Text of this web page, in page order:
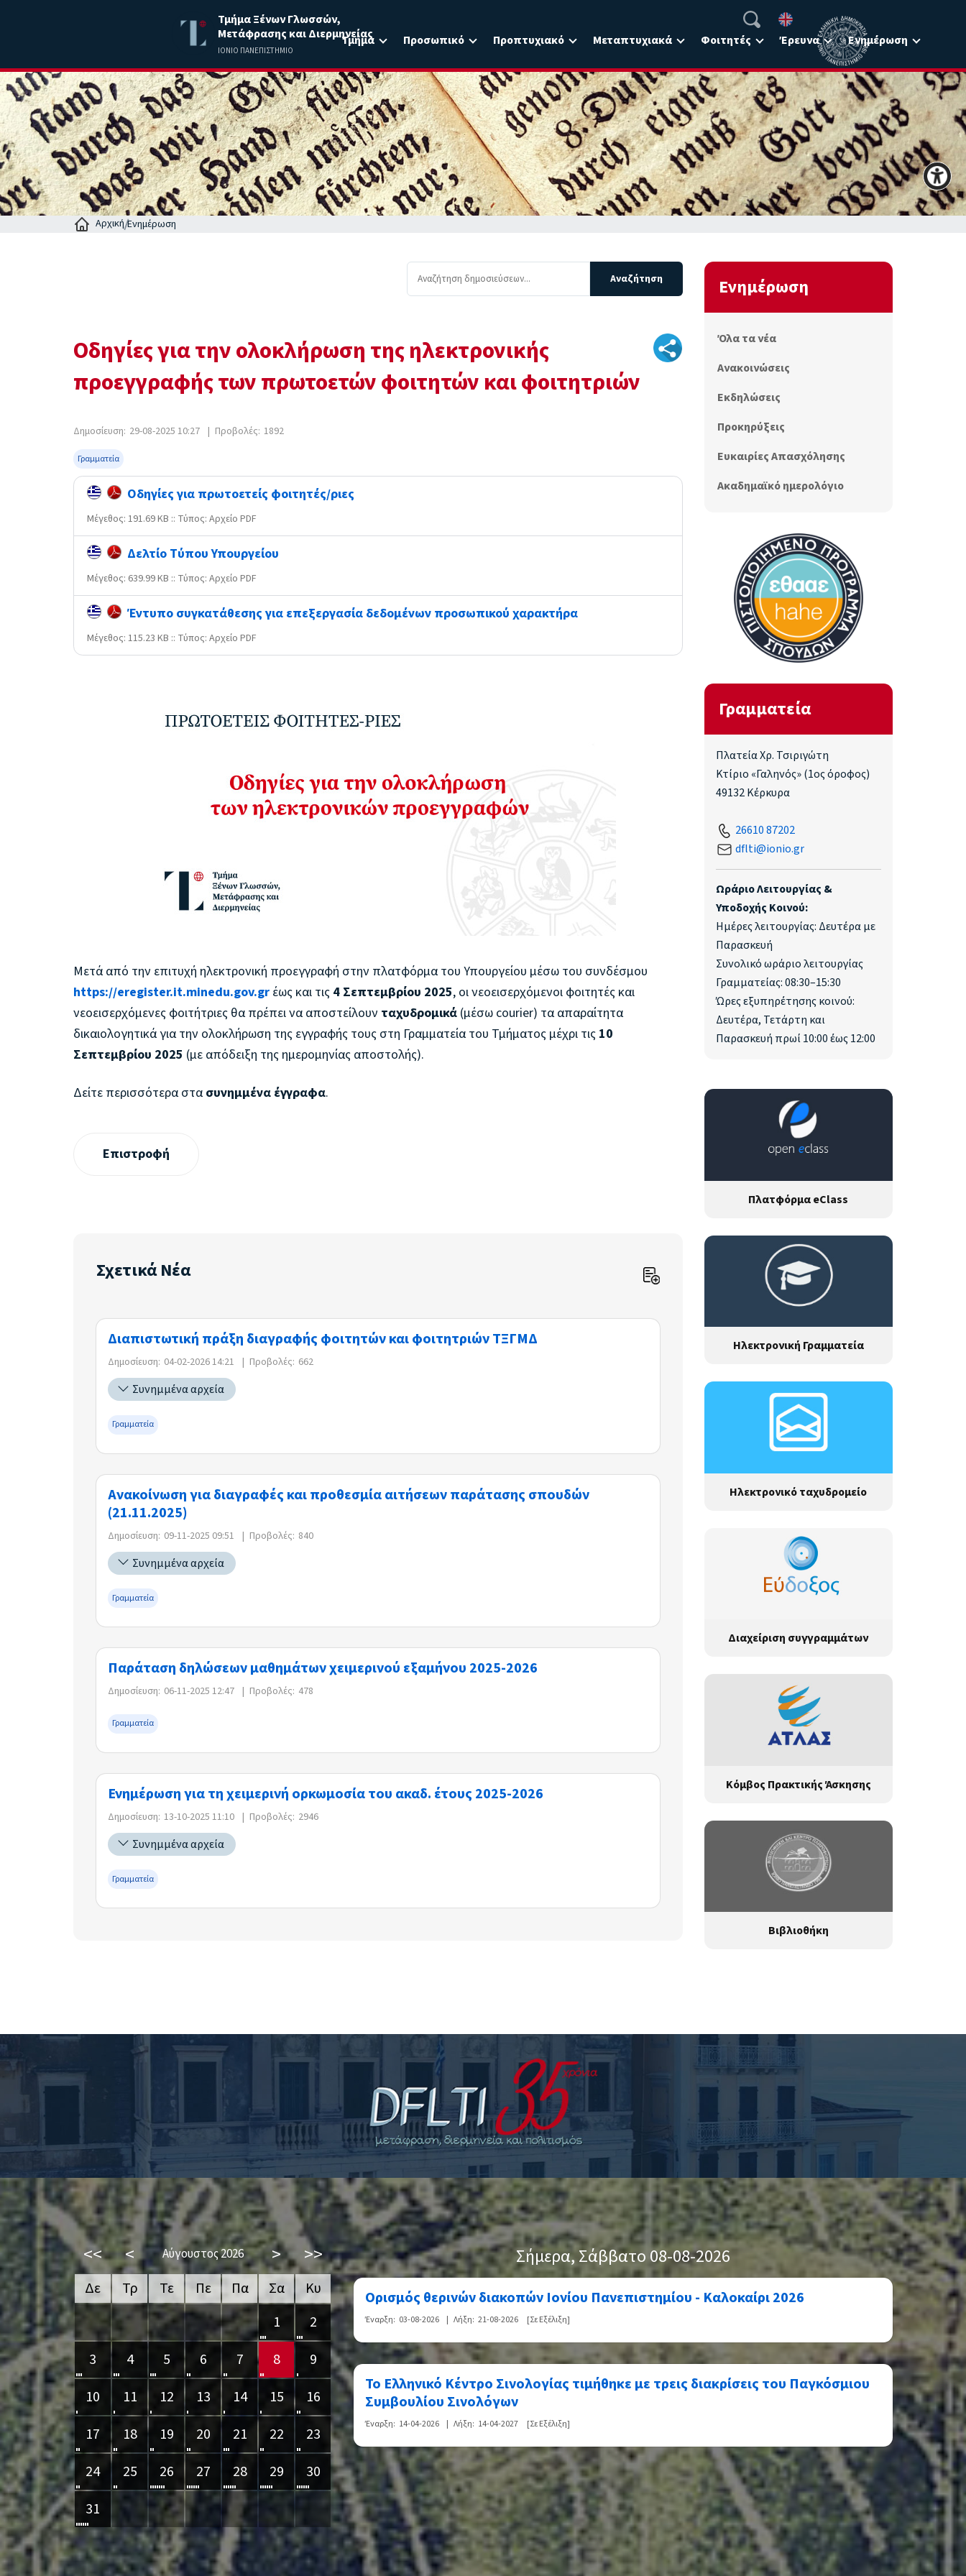
Τμήμα Ξένων Γλωσσών,
Μετάφρασης και Διερμηνείας
ΙΟΝΙΟ ΠΑΝΕΠΙΣΤΗΜΙΟ
Τμήμα Προσωπικό Προπτυχιακό Μεταπτυχιακά Φοιτητές Έρευνα Ενημέρωση
Αρχική Ενημέρωση
Οδηγίες για την ολοκλήρωση της ηλεκτρονικής
προεγγραφής των πρωτοετών φοιτητών και φοιτητριών
Δημοσίευση: 29-08-2025 10:27 | Προβολές: 1892
Γραμματεία
Οδηγίες για πρωτοετείς φοιτητές/ριες
Mέγεθος: 191.69 KB :: Τύπος: Αρχείο PDF
Δελτίο Τύπου Υπουργείου
Mέγεθος: 639.99 KB :: Τύπος: Αρχείο PDF
Έντυπο συγκατάθεσης για επεξεργασία δεδομένων προσωπικού χαρακτήρα
Mέγεθος: 115.23 KB :: Τύπος: Αρχείο PDF
Μετά από την επιτυχή ηλεκτρονική προεγγραφή στην πλατφόρμα του Υπουργείου μέσω του συνδέσμου
https://eregister.it.minedu.gov.gr έως και τις 4 Σεπτεμβρίου 2025, οι νεοεισερχόμενοι φοιτητές και
νεοεισερχόμενες φοιτήτριες θα πρέπει να αποστείλουν ταχυδρομικά (μέσω courier) τα απαραίτητα
δικαιολογητικά για την ολοκλήρωση της εγγραφής τους στη Γραμματεία του Τμήματος μέχρι τις 10
Σεπτεμβρίου 2025 (με απόδειξη της ημερομηνίας αποστολής).
Δείτε περισσότερα στασυνημμένα έγγραφα.
Επιστροφή
Σχετικά Νέα
Διαπιστωτική πράξη διαγραφής φοιτητών και φοιτητριών ΤΞΓΜΔ
Δημοσίευση: 04-02-2026 14:21 | Προβολές: 662
Συνημμένα αρχεία
Γραμματεία
Ανακοίνωση για διαγραφές και προθεσμία αιτήσεων παράτασης σπουδών
(21.11.2025)
Δημοσίευση: 09-11-2025 09:51 | Προβολές: 840
Συνημμένα αρχεία
Γραμματεία
Παράταση δηλώσεων μαθημάτων χειμερινού εξαμήνου 2025-2026
Δημοσίευση: 06-11-2025 12:47 | Προβολές: 478
Γραμματεία
Ενημέρωση για τη χειμερινή ορκωμοσία του ακαδ. έτους 2025-2026
Δημοσίευση: 13-10-2025 11:10 | Προβολές: 2946
Συνημμένα αρχεία
Γραμματεία
Ενημέρωση
Όλα τα νέα
Ανακοινώσεις
Εκδηλώσεις
Προκηρύξεις
Ευκαιρίες Απασχόλησης
Ακαδημαϊκό ημερολόγιο
Γραμματεία
Πλατεία Χρ. Τσιριγώτη
Κτίριο «Γαληνός» (1ος όροφος)
49132 Κέρκυρα
26610 87202
dflti@ionio.gr
Ωράριο Λειτουργίας &
Υποδοχής Κοινού:
Ημέρες λειτουργίας: Δευτέρα με
Παρασκευή
Συνολικό ωράριο λειτουργίας
Γραμματείας: 08:30–15:30
Ώρες εξυπηρέτησης κοινού:
Δευτέρα, Τετάρτη και
Παρασκευή πρωί 10:00 έως 12:00
Πλατφόρμα eClass
Ηλεκτρονική Γραμματεία
Ηλεκτρονικό ταχυδρομείο
Διαχείριση συγγραμμάτων
Κόμβος Πρακτικής Άσκησης
Βιβλιοθήκη
<< < Αύγουστος 2026 > >>
Δε Τρ Τε Πε Πα Σα
Κυ
1
2
3
4 5 6 7 8
9
10
11 12 13 14 15
16
17
18 19 20 21 22
23
24
25 26 27 28 29
30
31
Σήμερα, Σάββατο 08-08-2026
Ορισμός θερινών διακοπών Ιονίου Πανεπιστημίου - Καλοκαίρι 2026
Έναρξη: 03-08-2026 | Λήξη: 21-08-2026 [Σε Εξέλιξη]
Το Ελληνικό Κέντρο Σινολογίας τιμήθηκε με τρεις διακρίσεις του Παγκόσμιου
Συμβουλίου Σινολόγων
Έναρξη: 14-04-2026 | Λήξη: 14-04-2027 [Σε Εξέλιξη]